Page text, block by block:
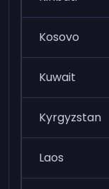
Kosovo
Kuwait
Kyrgyzstan
Laos